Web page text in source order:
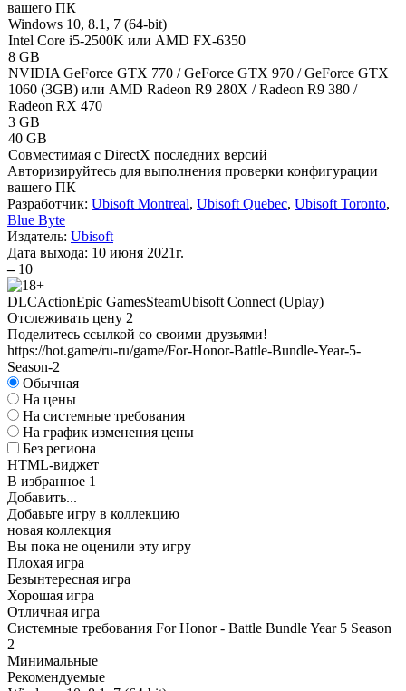
вашего ПК
Windows 10, 8.1, 7 (64-bit)
Intel Core i5-2500K или AMD FX-6350
8 GB
NVIDIA GeForce GTX 770 / GeForce GTX 970 / GeForce GTX
1060 (3GB) или AMD Radeon R9 280X / Radeon R9 380 /
Radeon RX 470
3 GB
40 GB
Cовместимая с DirectX последних версий
Авторизируйтесь для выполнения проверки конфигурации
вашего ПК
Разработчик: Ubisoft Montreal, Ubisoft Quebec, Ubisoft Toronto,
Blue Byte
Издатель: Ubisoft
Дата выхода: 10 июня 2021г.
– 10
DLCActionEpic GamesSteamUbisoft Connect (Uplay)
Отслеживать цену 2
Поделитесь ссылкой со своими друзьями!
https://hot.game/ru-ru/game/For-Honor-Battle-Bundle-Year-5-
Season-2
Обычная
На цены
На системные требования
На график изменения цены
Без региона
HTML-виджет
В избранное 1
Добавить...
Добавьте игру в коллекцию
новая коллекция
Вы пока не оценили эту игру
Плохая игра
Безынтересная игра
Хорошая игра
Отличная игра
Системные требования For Honor - Battle Bundle Year 5 Season
2
Минимальные
Рекомендуемые